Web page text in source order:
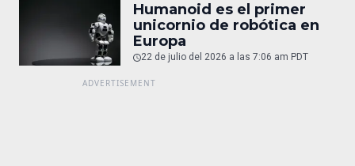
Humanoid es el primer
unicornio de robótica en
Europa
22 de julio del 2026 a las 7:06 am PDT